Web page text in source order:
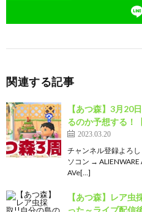
関連する記事
【あつ森】3月20
るのか予想する！
2023.03.20
チャンネル登録よろ
ソコン →
AVe[…]
【あつ森】レア
った～ライブ配信